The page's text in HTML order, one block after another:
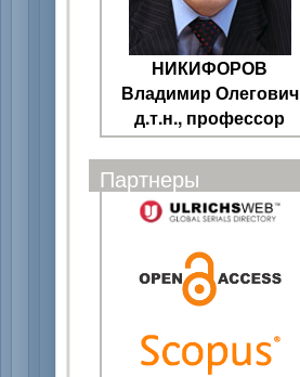
НИКИФОРОВ
Владимир Олегович
д.т.н., профессор
Партнеры